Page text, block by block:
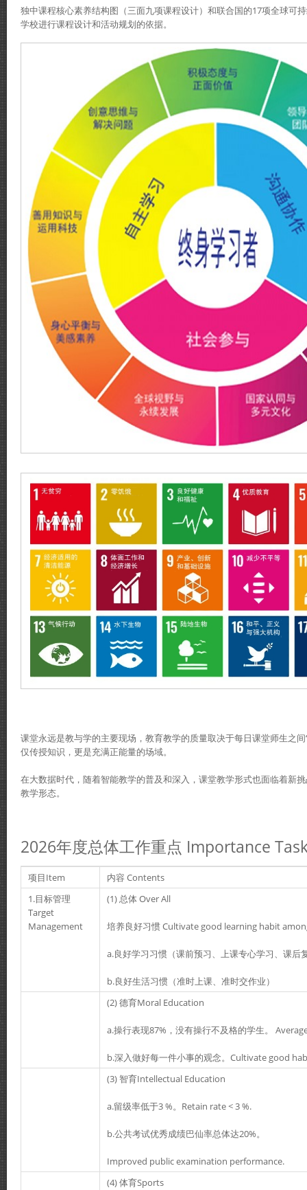
独中课程核心素养结构图（三面九项课程设计）和联合国的17项全球可
学校进行课程设计和活动规划的依据。
课堂永远是教与学的主要现场，教育教学的质量取决于每日课堂师生之
仅传授知识，更是充满正能量的场域。
在大数据时代，随着智能教学的普及和深入，课堂教学形式也面临着新
教学形态。
2026年度总体工作重点 Importance
项目Item
内容 Contents
1.目标管理
Target
Management
(1) 总体 Over All
培养良好习惯 Cultivate good learning habit
a.良好学习习惯（课前预习、上课专心学习、课后
b.良好生活习惯（准时上课、准时交作业）
(2) 德育Moral Education
a.操行表现87%，没有操行不及格的学生。
b.深入做好每一件小事的观念。Cultivate good
(3) 智育Intellectual Education
a.留级率低于3 %。Retain rate < 3 %.
b.公共考试优秀成绩巴仙率总体达20%。
Improved public examination performance.
(4) 体育Sports